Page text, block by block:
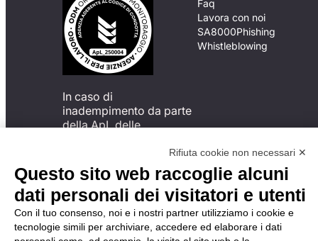
In caso di
inadempimento da parte
della ApL delle
del Codice di Condotta, è
possibile presentare un
reclamo
all’Organismo di
Monitoraggio utilizzando
una delle modalità
descritte al seguente
Faq
Lavora con noi
SA8000Phishing
Whistleblowing
Rifiuta cookie non necessari ✕
Questo sito web raccoglie alcuni
dati personali dei visitatori e utenti
Con il tuo consenso, noi e i nostri partner utilizziamo i cookie e
tecnologie simili per archiviare, accedere ed elaborare i dati